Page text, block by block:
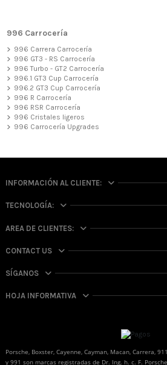
996 Carrocería
996 Carrera Carrocería
996 GT3 - RS Carrocería
996 Turbo - GT2 Carrocería
996.1 GT3 Cup Carrocería
996.2 GT3 Cup Carrocería
996 R Carrocería
996 RSR Carrocería
996 Cristales ligeros
996 Carrocería Upgrades
INFORMACIÓN AL CLIENTE:
TECNOLOGÍA:
AREA DE CLIENTES:
CONTACT US
SÍGANOS
HOJA INFORMATIVA
Porsche, Boxster, Cayenne, Cayman, Macan, Carrera,
y 991 son marcas registradas de Dr. Ing. h. c. F.